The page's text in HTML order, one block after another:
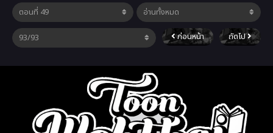
ก่อนหน้า ถัดไป